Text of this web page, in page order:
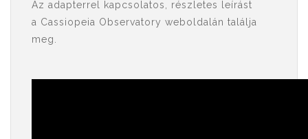
Az adapterrel kapcsolatos, részletes leírást
a Cassiopeia Observatory weboldalán találja
meg.